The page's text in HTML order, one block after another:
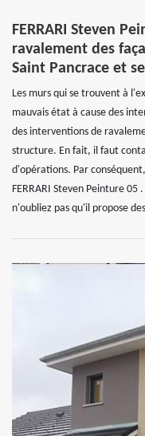
FERRARI Steven
ravalement des
Saint Pancrace et
Les murs qui se trouvent à
mauvais état à cause des
des interventions de
structure. En fait, il faut
d'opérations. Par
FERRARI Steven Peinture
n'oubliez pas qu'il propose